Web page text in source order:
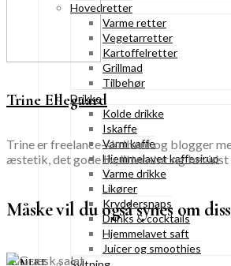
Hovedretter
Varme retter
Vegetarretter
Kartoffelretter
Grillmad
Tilbehør
Drikke
Kolde drikke
Iskaffe
Varm kaffe
Hjemmelavet kaffesirup
Varme drikke
Likører
Kryddersnaps
Drinks & cocktails
Hjemmelavet saft
Juicer og smoothies
Trine Ellegaard
Trine er freelance-skribent og blogger
æstetik, det gode liv, litteratur og
Måske vil du også synes om
SE MERE